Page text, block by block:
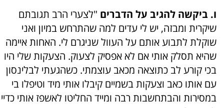
ו. ביקשה להגיב על הדברים "לצערי הרב תגובתם
שיקרית ומבזה, יש לי עדים למה שהתרחש במיון ואני
שוקלת לתבוע אותם על העוול שניגרם לי. האחות איימה
שהיא תסלק אותי אם לא אפסיק לצעוק. הצעקות שלי היו
בכי קורע לב כתוצאה מכאב עוצמתי. כשהגעתי לבלינסון
עם אותו כאב וצעקות בשמיים קיבלו אותי מיד וטיפלו בי
במסירות והבתחשבות רבה ומייד החליטו לאשפז אותי כדיי